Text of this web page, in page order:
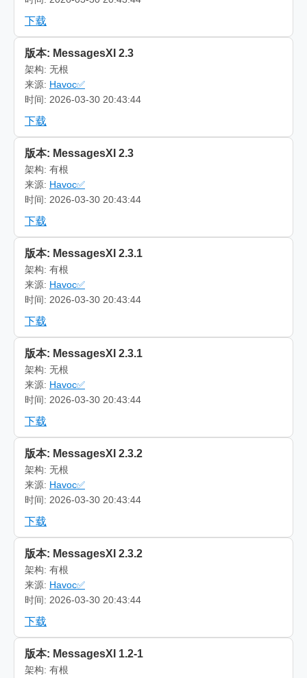
下载
版本: MessagesXI 2.3
架构: 无根
来源: Havoc✅
时间: 2026-03-30 20:43:44
下载
版本: MessagesXI 2.3
架构: 有根
来源: Havoc✅
时间: 2026-03-30 20:43:44
下载
版本: MessagesXI 2.3.1
架构: 有根
来源: Havoc✅
时间: 2026-03-30 20:43:44
下载
版本: MessagesXI 2.3.1
架构: 无根
来源: Havoc✅
时间: 2026-03-30 20:43:44
下载
版本: MessagesXI 2.3.2
架构: 无根
来源: Havoc✅
时间: 2026-03-30 20:43:44
下载
版本: MessagesXI 2.3.2
架构: 有根
来源: Havoc✅
时间: 2026-03-30 20:43:44
下载
版本: MessagesXI 1.2-1
架构: 有根